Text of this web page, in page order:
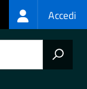
Login
menu
Accedi